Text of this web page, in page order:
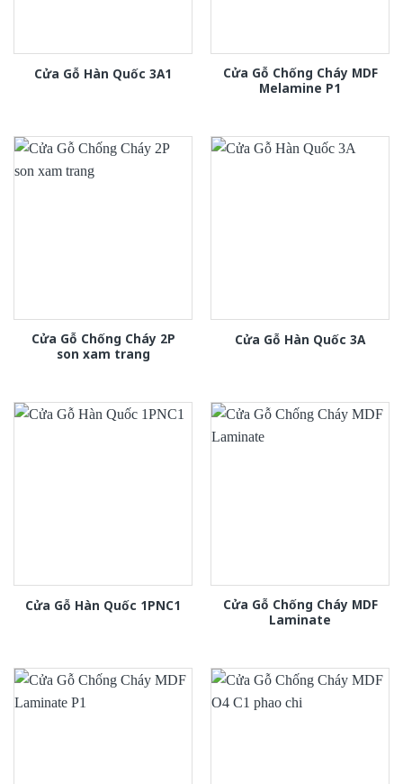
Cửa Gỗ Hàn Quốc 3A1
Cửa Gỗ Chống Cháy MDF
Melamine P1
Cửa Gỗ Chống Cháy 2P
son xam trang
Cửa Gỗ Hàn Quốc 3A
Cửa Gỗ Hàn Quốc 1PNC1
Cửa Gỗ Chống Cháy MDF
Laminate